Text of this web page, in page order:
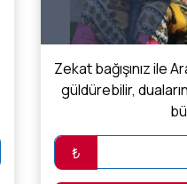
Zekat bağışınız ile
güldürebilir,
₺